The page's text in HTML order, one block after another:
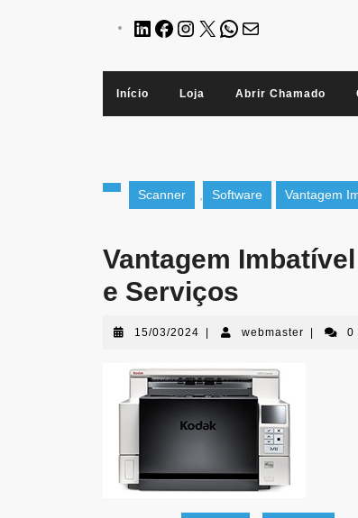
Início Loja Abrir Chamado
Scanner Software Vantagem
Vantagem
e Serviços
15/03/2024 webmaster 0